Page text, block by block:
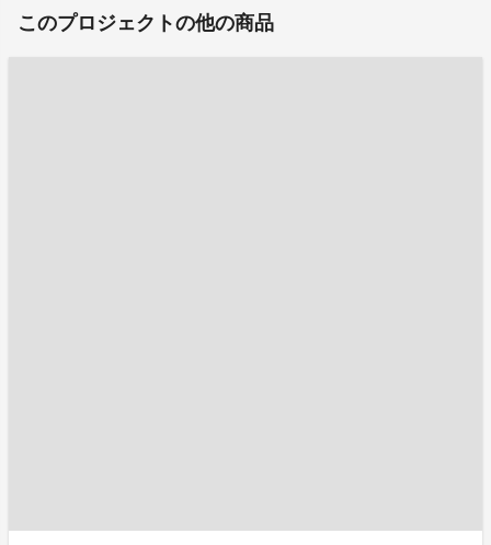
このプロジェクトの他の商品